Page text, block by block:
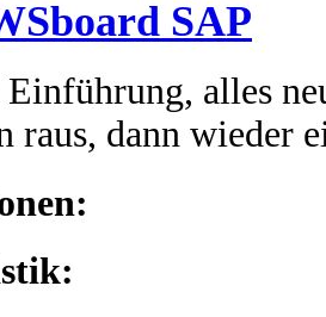
SAP
Einführung, alles
raus, dann wieder